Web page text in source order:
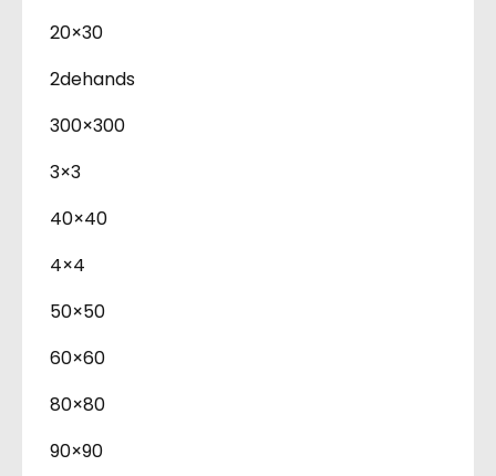
20×30
2dehands
300×300
3×3
40×40
4×4
50×50
60×60
80×80
90×90